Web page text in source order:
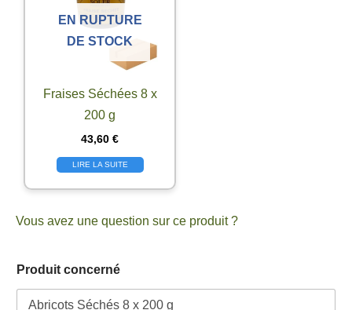
EN RUPTURE
DE STOCK
Fraises Séchées 8 x
200 g
43,60 €
LIRE LA SUITE
Vous avez une question sur ce produit ?
-
m
Produit concerné